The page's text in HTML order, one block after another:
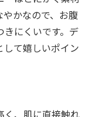
かなので、お腹
にくいです。デ
して嬉しいポイン
く、肌に直接触れ